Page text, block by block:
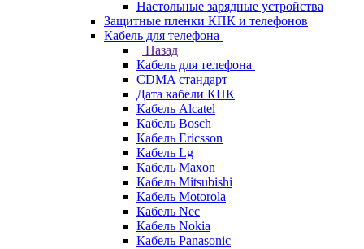
Настольные зарядные устройства
Защитные пленки КПК и телефонов
Кабель для телефона
Назад
Кабель для телефона
CDMA стандарт
Дата кабели КПК
Кабель Alcatel
Кабель Bosch
Кабель Ericsson
Кабель Lg
Кабель Maxon
Кабель Mitsubishi
Кабель Motorola
Кабель Nec
Кабель Nokia
Кабель Panasonic